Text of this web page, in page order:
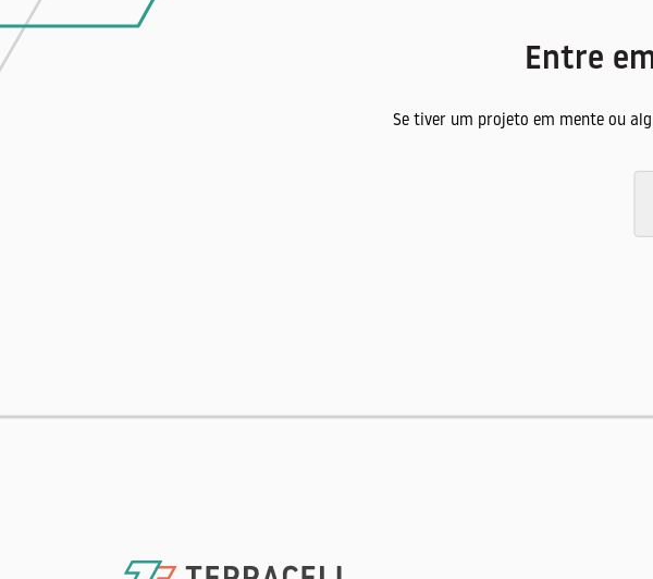
Entre
Se tiver um projeto em mente ou